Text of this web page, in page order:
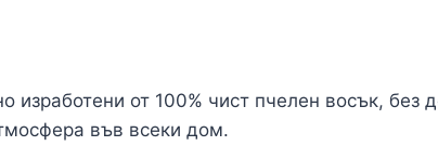
от 100% чист пчелен восък, без
във всеки дом.